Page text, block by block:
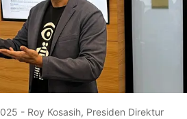
- Roy Kosasih, Presiden Direktur